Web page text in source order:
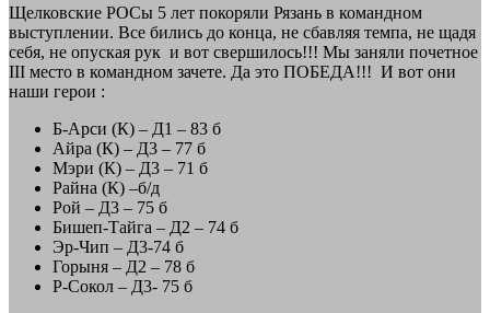
Щелковские РОСы 5 лет покоряли Рязань в командном
выступлении. Все бились до конца, не сбавляя темпа, не щадя
себя, не опуская рук и вот свершилось!!! Мы заняли почетное
III место в командном зачете. Да это ПОБЕДА!!! И вот они
наши герои :
Б-Арси (К) – Д1 – 83 б
Айра (К) – Д3 – 77 б
Мэри (К) – Д3 – 71 б
Райна (К) –б/д
Рой – Д3 – 75 б
Бишеп-Тайга – Д2 – 74 б
Эр-Чип – Д3-74 б
Горыня – Д2 – 78 б
Р-Сокол – Д3- 75 б